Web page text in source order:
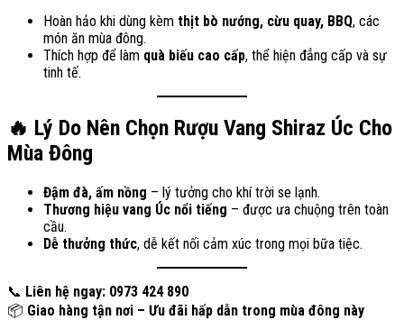
Hoàn hảo khi dùng kèm thịt bò nướng, cừu quay, BBQ, các
món ăn mùa đông.
Thích hợp để làm quà biếu cao cấp, thể hiện đẳng cấp và sự
tinh tế.
🔥 Lý Do Nên Chọn Rượu Vang Shiraz Úc Cho
Mùa Đông
Đậm đà, ấm nồng – lý tưởng cho khí trời se lạnh.
Thương hiệu vang Úc nổi tiếng – được ưa chuộng trên toàn
cầu.
Dễ thưởng thức, dễ kết nối cảm xúc trong mọi bữa tiệc.
📞 Liên hệ ngay: 0973 424 890
📦 Giao hàng tận nơi – Ưu đãi hấp dẫn trong mùa đông này